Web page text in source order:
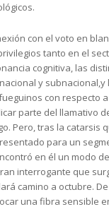
con el voto en
tanto en el
cognitiva, las
y subnacional,y
con respecto
parte del llamativo
Pero, tras la catarsis
para un
en él un modo
interrogante que
camino a octubre.
una fibra sensible